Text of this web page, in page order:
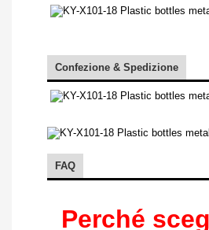
Confezione & Spedizione
FAQ
Perché